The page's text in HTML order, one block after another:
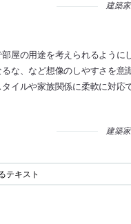
建築
屋の用途を考えられるように
な、など想像のしやすさを意
イルや家族関係に柔軟に対応
建築
テキスト